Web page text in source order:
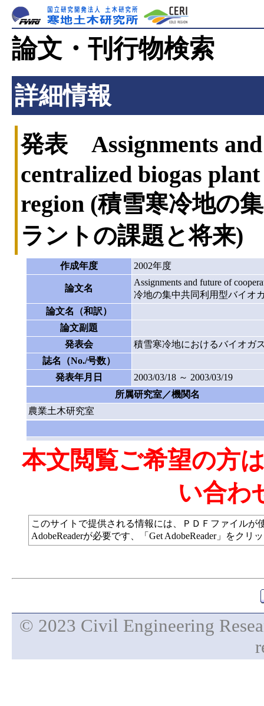
論文・刊行物検索
詳細情報
発表 Assignments
centralized biogas
region (積雪寒冷地の
ラントの課題と将来)
作成年度 2002年度
論文名
Assignments and future of
冷地の集中共同利用型バイオ
論文名（和訳）
論文副題
発表会
積雪寒冷地におけるバイオガ
誌名（No./号数）
発表年月日
2003/03/18 ～ 2003/03/19
所属研究室／機関名
農業土木研究室
本文閲覧ご希望の方
い合わ
このサイトで提供される情報には、ＰＤＦファイル
AdobeReaderが必要です、「Get AdobeReader」をク
© 2023 Civil Engineering